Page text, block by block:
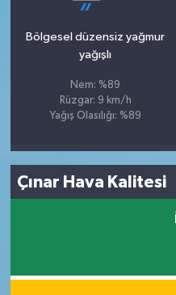
Bölgesel düzensiz yağmur
yağışlı
Nem: %89
Rüzgar: 9 km/h
Yağış Olasılığı: %89
Çınar Hava Kalitesi